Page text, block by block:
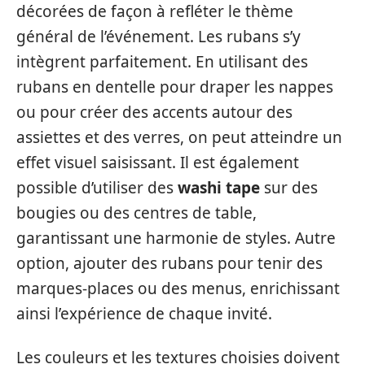
décorées de façon à refléter le thème
général de l’événement. Les rubans s’y
intègrent parfaitement. En utilisant des
rubans en dentelle pour draper les nappes
ou pour créer des accents autour des
assiettes et des verres, on peut atteindre un
effet visuel saisissant. Il est également
possible d’utiliser deswashi tape sur des
bougies ou des centres de table,
garantissant une harmonie de styles. Autre
option, ajouter des rubans pour tenir des
marques-places ou des menus, enrichissant
ainsi l’expérience de chaque invité.
Les couleurs et les textures choisies doivent